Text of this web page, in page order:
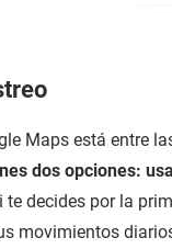
Maps está entre
dos opciones:
te decides por la
movimientos